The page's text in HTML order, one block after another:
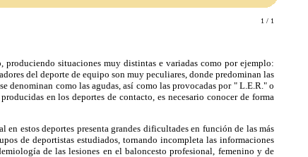
1 / 1
situaciones muy distintas e variadas como por ejemplo:
del deporte de equipo son muy peculiares, donde predominan las
denominan como las agudas, así como las provocadas por " L.E.R." o
en los deportes de contacto, es necesario conocer de forma
estos deportes presenta grandes dificultades en función de las más
de deportistas estudiados, tornando incompleta las informaciones
de las lesiones en el baloncesto profesional, femenino y de